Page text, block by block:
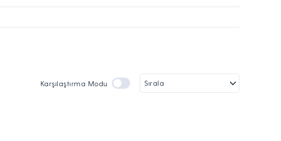
Karşılaştırma Modu